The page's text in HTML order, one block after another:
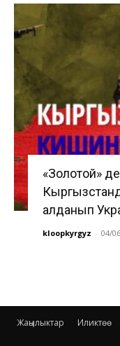
«Золотой»
алданып
kloopkyrgyz - 04/
Жаңылыктар Иликтөө